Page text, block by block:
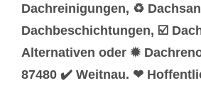
Dachreinigungen, ♻
Dachbeschichtungen, ☑️
Alternativen oder ✹
87480 ✔️ Weitnau. ❤